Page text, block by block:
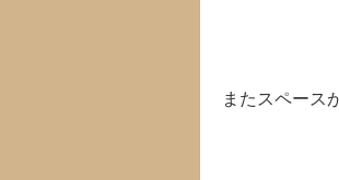
またスペース